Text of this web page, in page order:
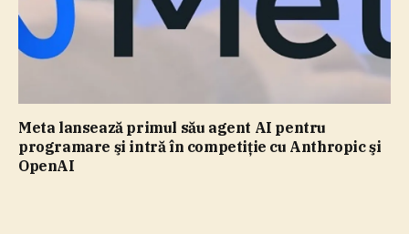
Meta lansează primul său agent AI pentru
programare şi intră în competiţie cu Anthropic şi
OpenAI